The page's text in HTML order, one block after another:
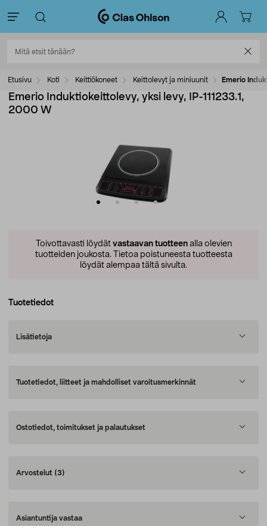
Etusivu Koti Keittiökoneet Keittolevyt ja miniuunit Emerio
Emerio Induktiokeittolevy, yksi levy, IP-111233.1,
2000 W
Toivottavasti löydät vastaavan tuotteenalla olevien
tuotteiden joukosta. Tietoa poistuneesta tuotteesta
löydät alempaa tältä sivulta.
Tuotetiedot
Lisätietoja
Tuotetiedot, liitteet ja mahdolliset varoitusmerkinnät
Ostotiedot, toimitukset ja palautukset
Arvostelut (3)
Asiantuntija vastaa